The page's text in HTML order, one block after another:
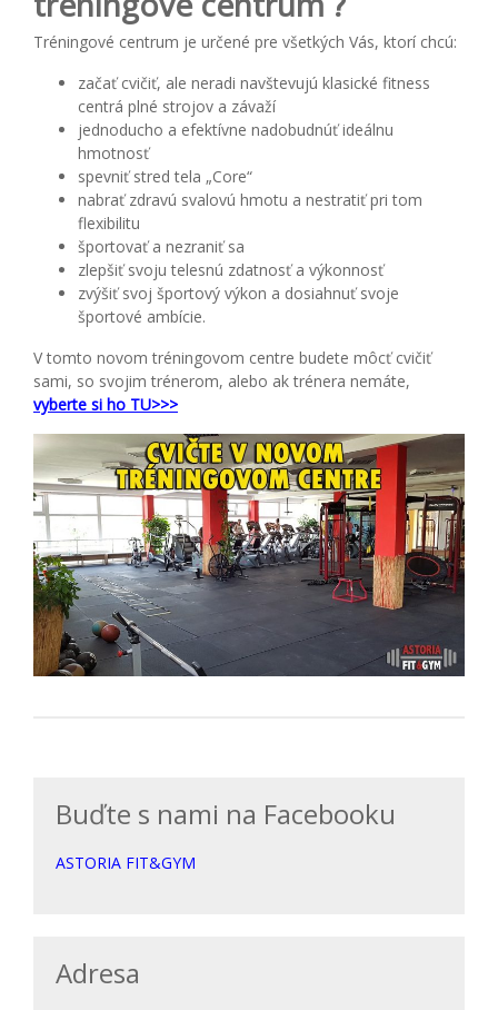
Tréningové centrum je určené pre všetkých Vás, ktorí chcú:
začať cvičiť, ale neradi navštevujú klasické fitness
centrá plné strojov a závaží
jednoducho a efektívne nadobudnúť ideálnu
hmotnosť
spevniť stred tela „Core“
nabrať zdravú svalovú hmotu a nestratiť pri tom
flexibilitu
športovať a nezraniť sa
zlepšiť svoju telesnú zdatnosť a výkonnosť
zvýšiť svoj športový výkon a dosiahnuť svoje
športové ambície.
V tomto novom tréningovom centre budete môcť cvičiť
sami, so svojim trénerom, alebo ak trénera nemáte,
vyberte si ho TU>>>
Buďte s nami na Facebooku
ASTORIA FIT&GYM
Adresa